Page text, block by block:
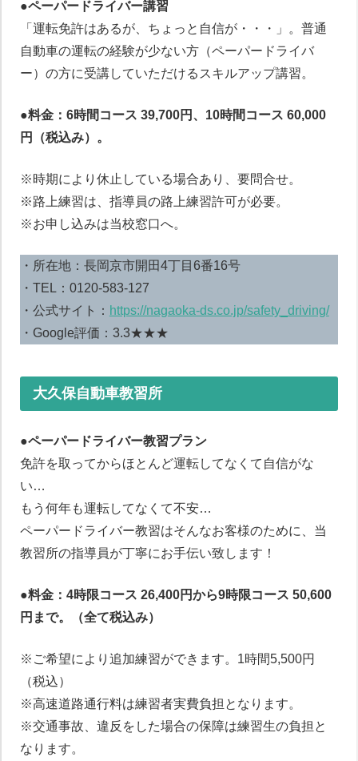
●ペーパードライバー講習
「運転免許はあるが、ちょっと自信が・・・」。普通
自動車の運転の経験が少ない方（ペーパードライバ
ー）の方に受講していただけるスキルアップ講習。
●料金：6時間コース 39,700円、10時間コース 60,000
円（税込み）。
※時期により休止している場合あり、要問合せ。
※路上練習は、指導員の路上練習許可が必要。
※お申し込みは当校窓口へ。
・所在地：長岡京市開田4丁目6番16号
・TEL：0120-583-127
・公式サイト： https://nagaoka-ds.co.jp/safety_driving/
・Google評価：3.3★★★
大久保自動車教習所
●ペーパードライバー教習プラン
免許を取ってからほとんど運転してなくて自信がな
い…
もう何年も運転してなくて不安…
ペーパードライバー教習はそんなお客様のために、当
教習所の指導員が丁寧にお手伝い致します！
●料金：4時限コース 26,400円から9時限コース 50,600
円まで。（全て税込み）
※ご希望により追加練習ができます。1時間5,500円
（税込）
※高速道路通行料は練習者実費負担となります。
※交通事故、違反をした場合の保障は練習生の負担と
なります。